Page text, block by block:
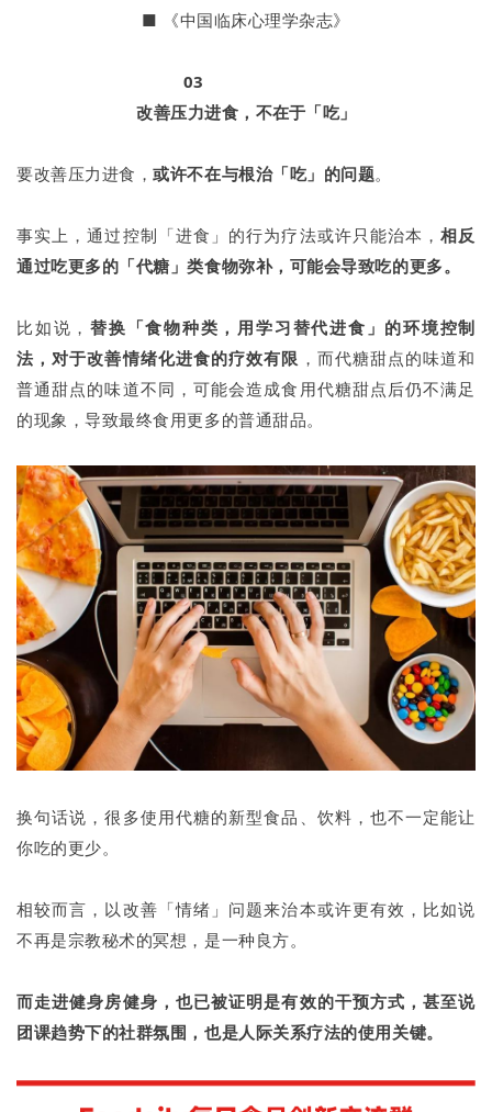
■ 《中国临床心理学杂志》
03
改善压力进食， 不在于「吃」
要改善压力进食，或许不在与根治「吃」的问题。
事实上，通过控制「进食」的行为疗法或许只能治本，相反
通过吃更多的「代糖」类食物弥补，可能会导致吃的更多。
比如说，替换「食物种类，用学习替代进食」的环境控制
法，对于改善情绪化进食的疗效有限 ，而代糖甜点的味道和
普通甜点的味道不同，可能会造成食用代糖甜点后仍不满足
的现象，导致最终食用更多的普通甜品。
换句话说，很多使用代糖的新型食品、饮料，也不一定能让
你吃的更少。
相较而言，以改善「情绪」问题来治本或许更有效，比如说
不再是宗教秘术的冥想，是一种良方。
而走进健身房健身，也已被证明是有效的干预方式，甚至说
团课趋势下的社群氛围，也是人际关系疗法的使用关键。